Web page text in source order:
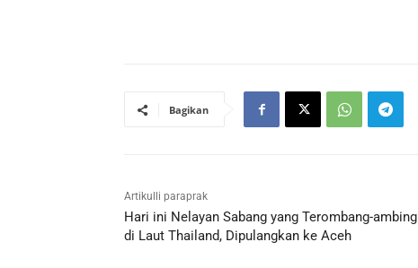
Bagikan
Artikulli paraprak
Hari ini Nelayan Sabang yang Terombang-ambing
di Laut Thailand, Dipulangkan ke Aceh